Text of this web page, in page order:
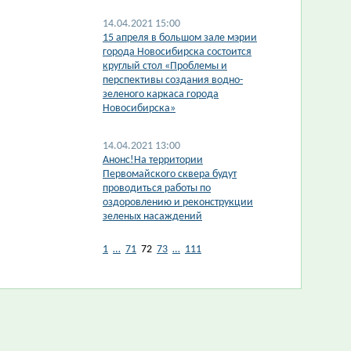
14.04.2021 15:00
​15 апреля в большом зале мэрии
города Новосибирска состоится
круглый стол «Проблемы и
перспективы создания водно-
зеленого каркаса города
Новосибирска»
14.04.2021 13:00
Анонс!На территории
Первомайского сквера будут
проводиться работы по
оздоровлению и реконструкции
зеленых насаждений
1 … 71 72 73 … 111